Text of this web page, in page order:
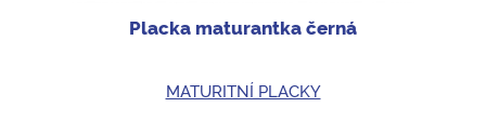
Placka maturantka černá
MATURITNÍ PLACKY